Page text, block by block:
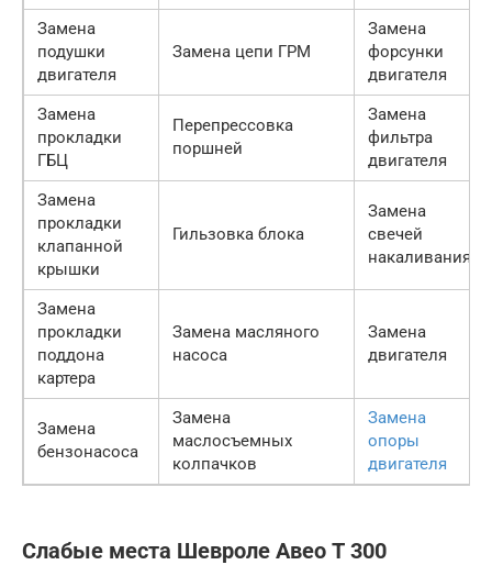
Замена
подушки
двигателя
Замена цепи ГРМ
Замена
форсунки
двигателя
Замена
прокладки
ГБЦ
Перепрессовка
поршней
Замена
фильтра
двигателя
Замена
прокладки
клапанной
крышки
Гильзовка блока
Замена
свечей
накаливания
Замена
прокладки
поддона
картера
Замена масляного
насоса
Замена
двигателя
Замена
бензонасоса
Замена
маслосъемных
колпачков
Замена
опоры
двигателя
Слабые места Шевроле Авео Т 300